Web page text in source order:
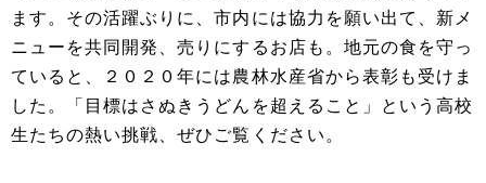
ます。その活躍ぶりに、市内には協力を願い出て、新メ
ニューを共同開発、売りにするお店も。地元の食を守っ
ていると、２０２０年には農林水産省から表彰も受けま
した。「目標はさぬきうどんを超えること」という高校
生たちの熱い挑戦、ぜひご覧ください。